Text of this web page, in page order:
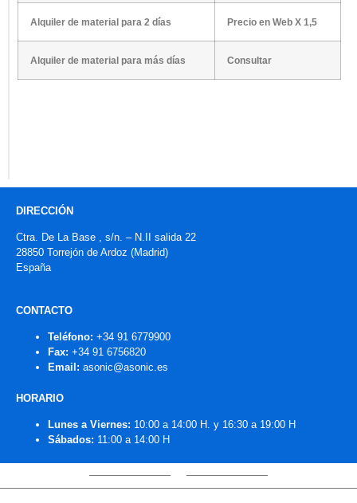
Alquiler de material para 2 días Precio en Web X 1,5
Alquiler de material para más días Consultar
DIRECCIÓN
Ctra. De La Base , s/n. – N.II salida 22
28850 Torrejón de Ardoz (Madrid)
España
CONTACTO
Teléfono: +34 91 6779900
Fax: +34 91 6756820
Email: asonic@asonic.es
HORARIO
Lunes a Viernes: 10:00 a 14:00 H. y 16:30 a 19:00 H
Sábados: 11:00 a 14:00 H